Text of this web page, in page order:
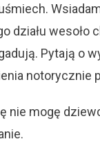
działu wesoło
Pytają o
notorycznie
nie mogę